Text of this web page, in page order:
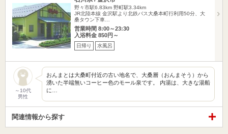
野々市駅6.83km 野町駅3.34km
JR北陸本線 金沢駅より北鉄バス大桑本町行利用50分、大
桑タウン下車…
営業時間 8:00～23:30
入浴料金 850円～
日帰り 水風呂
～10代
男性
おんまとは大桑町付近の古い地名で、大桑層（おんまそう）から
湧いた半端無いコーヒー色のモール泉です。 内湯は、大きな湯船
に…
関連情報から探す